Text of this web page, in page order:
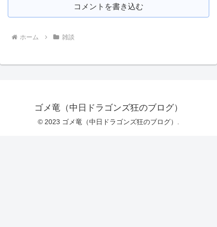
コメントを書き込む
ホーム 雑談
ゴメ竜（中日ドラゴンズ狂のブログ）
© 2023 ゴメ竜（中日ドラゴンズ狂のブログ）.